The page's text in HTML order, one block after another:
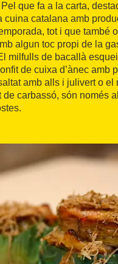
que fa a la carta,
cuina catalana amb
tot i que també
algun toc propi de la
milfulls de bacallà
de cuixa d’ànec amb
amb alls i julivert o el
de carbassó, són només